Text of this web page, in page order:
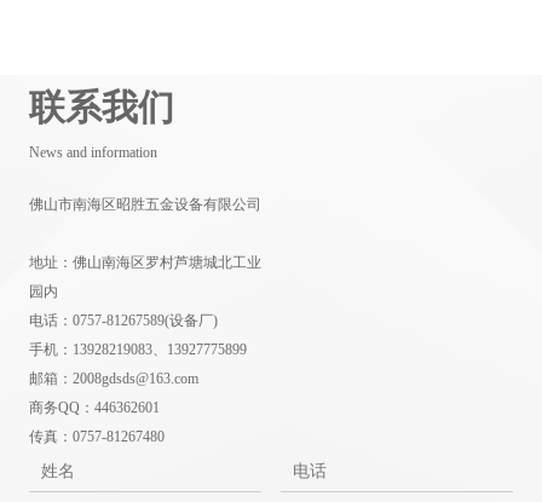
联系我们
News and information
佛山市南海区昭胜五金设备有限公司
地址：佛山南海区罗村芦塘城北工业
园内
电话：0757-81267589(设备厂)
手机：13928219083、13927775899
邮箱：2008gdsds@163.com
商务QQ：446362601
传真：0757-81267480